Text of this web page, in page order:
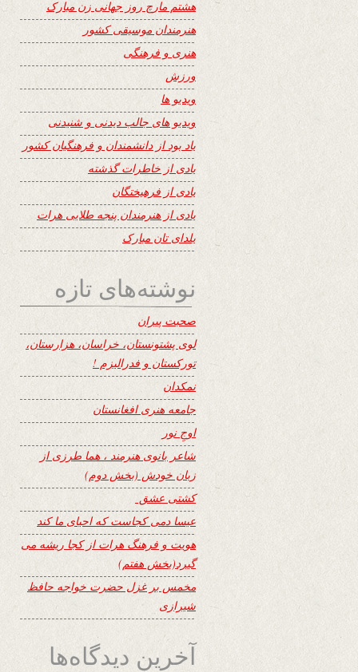
هشتم مارچ روز جهانی زن مبارک
هنرمندان موسیقی کشور
هنری و فرهنگی
ورزش
ویدیو ها
ویدیو های جالب دیدنی و شنیدنی
یاد بود از دانشمندان و فرهنگیان کشور
یادی از خاطرات گذشته
یادی از فرهیختگان
یادی از هنرمندان پنجه طلایی هرات
یلدای تان مبارک
نوشته‌های تازه
صحبت پیران
لوی پشتونستان، خراسان، هزارستان،
تورکستان و فدرالیزم !
نمکدان
جامعه هنری افغانستان
اوجِ نور
شاعر بانوی هنرمند ، هما طرزی از
زبان خودش (بخش دوم)
کشتی عشق
عیسا دمی کجاست که احیای ما کند
هویت و فرهنگ هرات از کجا ریشه می
گیرد(بخش هفتم)
مخمس بر غزل حضرت خواجه حافظ
شیرازی
آخرین دیدگاه‌ها